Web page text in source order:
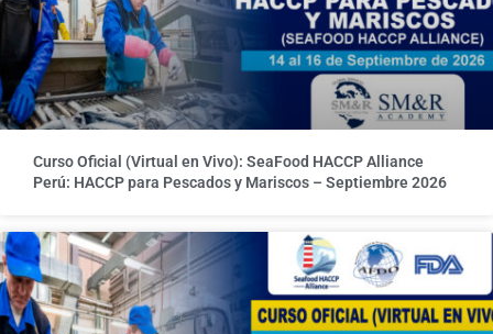
Curso Oficial (Virtual en Vivo): SeaFood HACCP Alliance
Perú: HACCP para Pescados y Mariscos – Septiembre 2026